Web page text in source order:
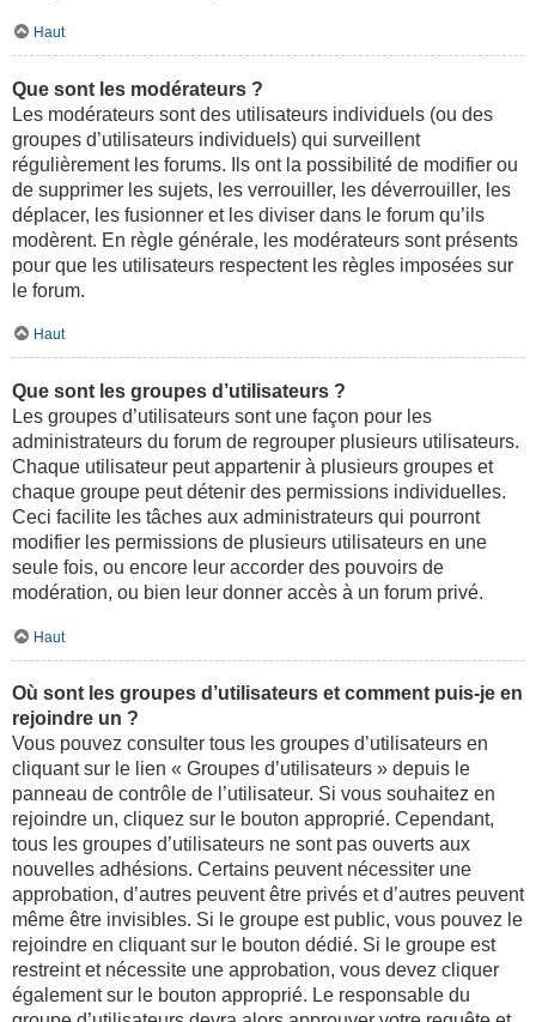
Haut
Que sont les modérateurs ?
Les modérateurs sont des utilisateurs individuels (ou des
groupes d’utilisateurs individuels) qui surveillent
régulièrement les forums. Ils ont la possibilité de modifier ou
de supprimer les sujets, les verrouiller, les déverrouiller, les
déplacer, les fusionner et les diviser dans le forum qu’ils
modèrent. En règle générale, les modérateurs sont présents
pour que les utilisateurs respectent les règles imposées sur
le forum.
Haut
Que sont les groupes d’utilisateurs ?
Les groupes d’utilisateurs sont une façon pour les
administrateurs du forum de regrouper plusieurs utilisateurs.
Chaque utilisateur peut appartenir à plusieurs groupes et
chaque groupe peut détenir des permissions individuelles.
Ceci facilite les tâches aux administrateurs qui pourront
modifier les permissions de plusieurs utilisateurs en une
seule fois, ou encore leur accorder des pouvoirs de
modération, ou bien leur donner accès à un forum privé.
Haut
Où sont les groupes d’utilisateurs et comment puis-je en
rejoindre un ?
Vous pouvez consulter tous les groupes d’utilisateurs en
cliquant sur le lien « Groupes d’utilisateurs » depuis le
panneau de contrôle de l’utilisateur. Si vous souhaitez en
rejoindre un, cliquez sur le bouton approprié. Cependant,
tous les groupes d’utilisateurs ne sont pas ouverts aux
nouvelles adhésions. Certains peuvent nécessiter une
approbation, d’autres peuvent être privés et d’autres peuvent
même être invisibles. Si le groupe est public, vous pouvez le
rejoindre en cliquant sur le bouton dédié. Si le groupe est
restreint et nécessite une approbation, vous devez cliquer
également sur le bouton approprié. Le responsable du